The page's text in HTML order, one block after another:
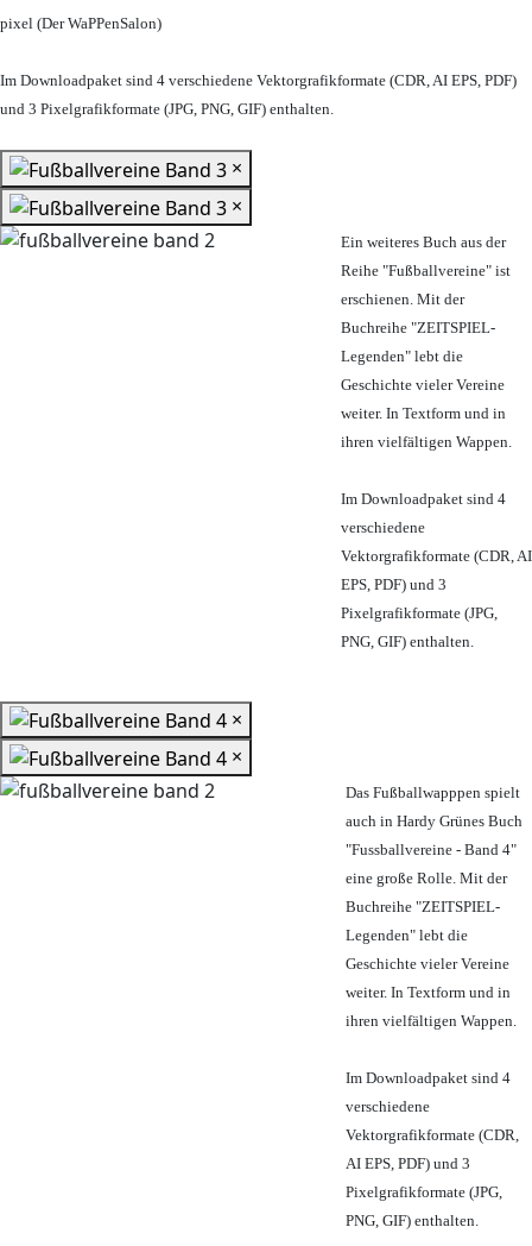
pixel (Der WaPPenSalon)
Im Downloadpaket sind 4 verschiedene Vektorgrafikformate (CDR, AI EPS, PDF)
und 3 Pixelgrafikformate (JPG, PNG, GIF) enthalten.
×
×
Ein weiteres Buch aus der
Reihe "Fußballvereine" ist
erschienen. Mit der
Buchreihe "ZEITSPIEL-
Legenden" lebt die
Geschichte vieler Vereine
weiter. In Textform und in
ihren vielfältigen Wappen.
Im Downloadpaket sind 4
verschiedene
Vektorgrafikformate (CDR, AI
EPS, PDF) und 3
Pixelgrafikformate (JPG,
PNG, GIF) enthalten.
×
×
Das Fußballwapppen spielt
auch in Hardy Grünes Buch
"Fussballvereine - Band 4"
eine große Rolle. Mit der
Buchreihe "ZEITSPIEL-
Legenden" lebt die
Geschichte vieler Vereine
weiter. In Textform und in
ihren vielfältigen Wappen.
Im Downloadpaket sind 4
verschiedene
Vektorgrafikformate (CDR,
AI EPS, PDF) und 3
Pixelgrafikformate (JPG,
PNG, GIF) enthalten.